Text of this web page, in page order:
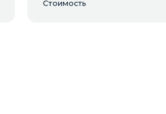
Стоимость